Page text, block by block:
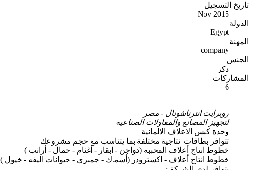
تاريخ التسجيل
Nov 2015
الدولة
Egypt
المهنة
company
الجنس
ذكر
المشاركات
6
روبرايت انترناشونال - مصر
لتجهيز المصانع والمقاولات الصناعية
وحدة كبس الاعلاف الالمانية
تتوافر بطاقات انتاجية مختلفة بما يتناسب مع حجم مشروعك
خطوط انتاج أعلاف المحببه (دواجن - ابقار - أغنام - جمال - أرانب )
خطوط انتاج أعلاف - اكسترودر (أسماك - جمبرى - حيوانات اليفه - خيول )